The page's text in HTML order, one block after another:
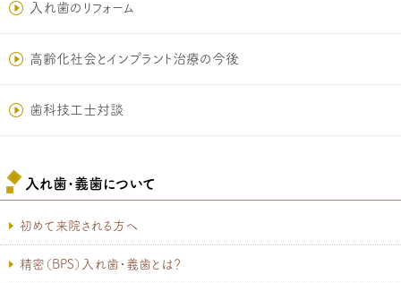
入れ歯のリフォーム
高齢化社会とインプラント治療の今後
歯科技工士対談
入れ歯･義歯について
初めて来院される方へ
精密（BPS）入れ歯・義歯とは？